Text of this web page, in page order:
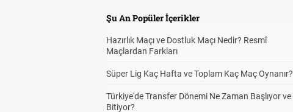
Şu An Popüler İçerikler
Hazırlık Maçı ve Dostluk Maçı Nedir? Resmî
Maçlardan Farkları
Süper Lig Kaç Hafta ve Toplam Kaç Maç Oynanır?
Türkiye'de Transfer Dönemi Ne Zaman Başlıyor ve
Bitiyor?